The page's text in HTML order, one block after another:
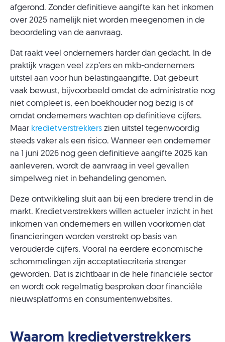
afgerond. Zonder definitieve aangifte kan het inkomen
over 2025 namelijk niet worden meegenomen in de
beoordeling van de aanvraag.
Dat raakt veel ondernemers harder dan gedacht. In de
praktijk vragen veel zzp’ers en mkb-ondernemers
uitstel aan voor hun belastingaangifte. Dat gebeurt
vaak bewust, bijvoorbeeld omdat de administratie nog
niet compleet is, een boekhouder nog bezig is of
omdat ondernemers wachten op definitieve cijfers.
Maar kredietverstrekkers zien uitstel tegenwoordig
steeds vaker als een risico. Wanneer een ondernemer
na 1 juni 2026 nog geen definitieve aangifte 2025 kan
aanleveren, wordt de aanvraag in veel gevallen
simpelweg niet in behandeling genomen.
Deze ontwikkeling sluit aan bij een bredere trend in de
markt. Kredietverstrekkers willen actueler inzicht in het
inkomen van ondernemers en willen voorkomen dat
financieringen worden verstrekt op basis van
verouderde cijfers. Vooral na eerdere economische
schommelingen zijn acceptatiecriteria strenger
geworden. Dat is zichtbaar in de hele financiële sector
en wordt ook regelmatig besproken door financiële
nieuwsplatforms en consumentenwebsites.
Waarom kredietverstrekkers